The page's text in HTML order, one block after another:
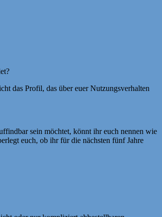
das Profil, das über euer Nutzungsverhalten
sein möchtet, könnt ihr euch nennen wie
euch, ob ihr für die nächsten fünf Jahre